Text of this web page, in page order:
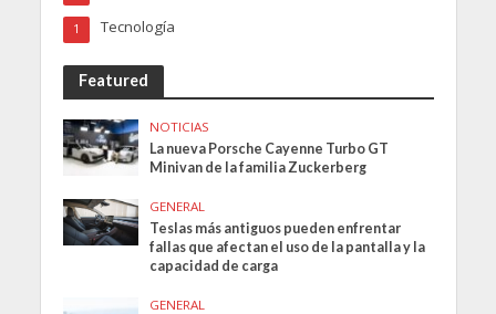
Tecnología
1
Featured
NOTICIAS
La nueva Porsche Cayenne Turbo GT
Minivan de la familia Zuckerberg
GENERAL
Teslas más antiguos pueden enfrentar
fallas que afectan el uso de la pantalla y la
capacidad de carga
GENERAL